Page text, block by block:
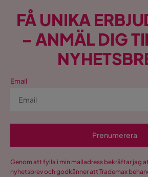
FÅ UNIKA
– ANMÄL DIG
Email
Prenumerera
Genom att fylla i min mailadress bekräftar jag
nyhetsbrev och godkänner att Trademax